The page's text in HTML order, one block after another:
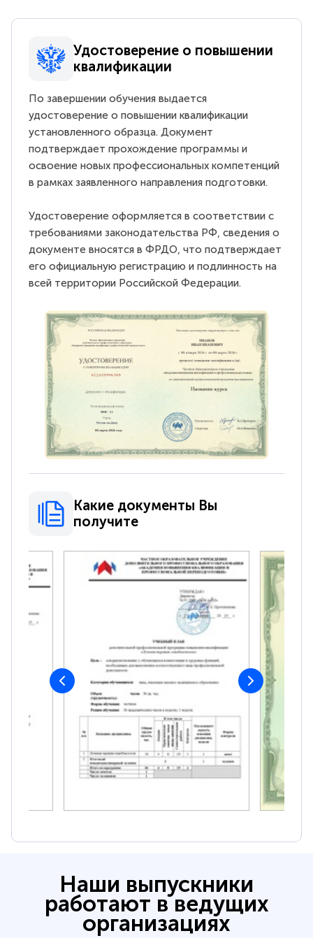
Удостоверение о повышении
квалификации
По завершении обучения выдается
удостоверение о повышении квалификации
установленного образца. Документ
подтверждает прохождение программы и
освоение новых профессиональных компетенций
в рамках заявленного направления подготовки.
Удостоверение оформляется в соответствии с
требованиями законодательства РФ, сведения о
документе вносятся в ФРДО, что подтверждает
его официальную регистрацию и подлинность на
всей территории Российской Федерации.
Какие документы Вы
получите
Наши выпускники
работают в ведущих
организациях